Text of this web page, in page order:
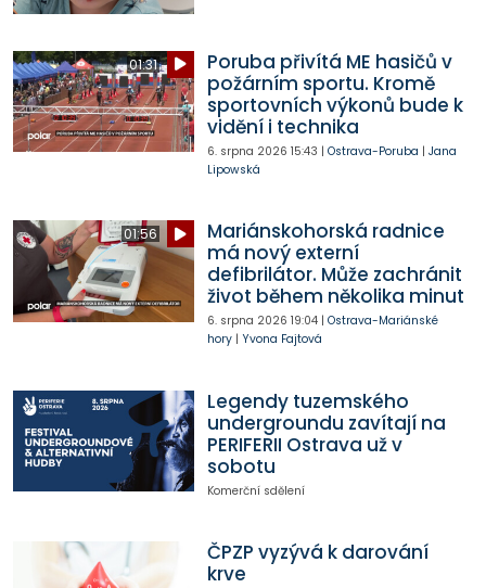
01:31
Poruba přivítá ME hasičů v
požárním sportu. Kromě
sportovních výkonů bude k
vidění i technika
6. srpna 2026 15:43 | Ostrava-Poruba | Jana
Lipowská
01:56
Mariánskohorská radnice
má nový externí
defibrilátor. Může zachránit
život během několika minut
6. srpna 2026 19:04| Ostrava-Mariánské
hory| Yvona Fajtová
Legendy tuzemského
undergroundu zavítají na
PERIFERII Ostrava už v
sobotu
Komerční sdělení
ČPZP vyzývá k darování
krve